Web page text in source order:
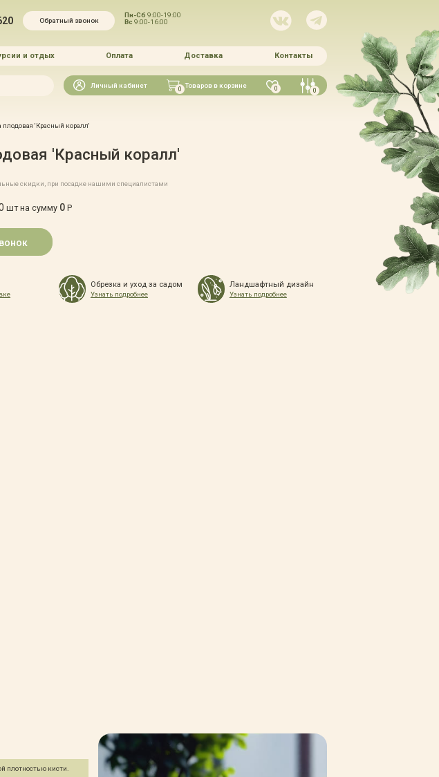
Обратный звонок
Пн-Сб9:00-19:00
Вс9:00-16:00
и отдых Оплата Доставка Контакты
Искать
Личный кабинет 0 Товаров в корзине 0 0
плодовая 'Красный коралл'
'Красный коралл'
скидки, при посадке нашими специалистами
шт на сумму 0Р
Обрезка и уход за садом
Узнать подробнее
Ландшафтный дизайн
Узнать подробнее
плотностью кисти.